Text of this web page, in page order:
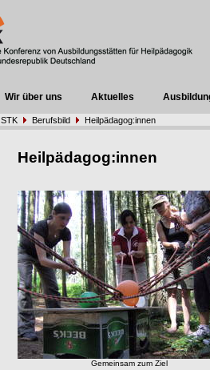
Wir über uns Aktuelles
STK Berufsbild Heilpädagog:innen
Heilpädagog:innen
Gemeinsam zum Ziel